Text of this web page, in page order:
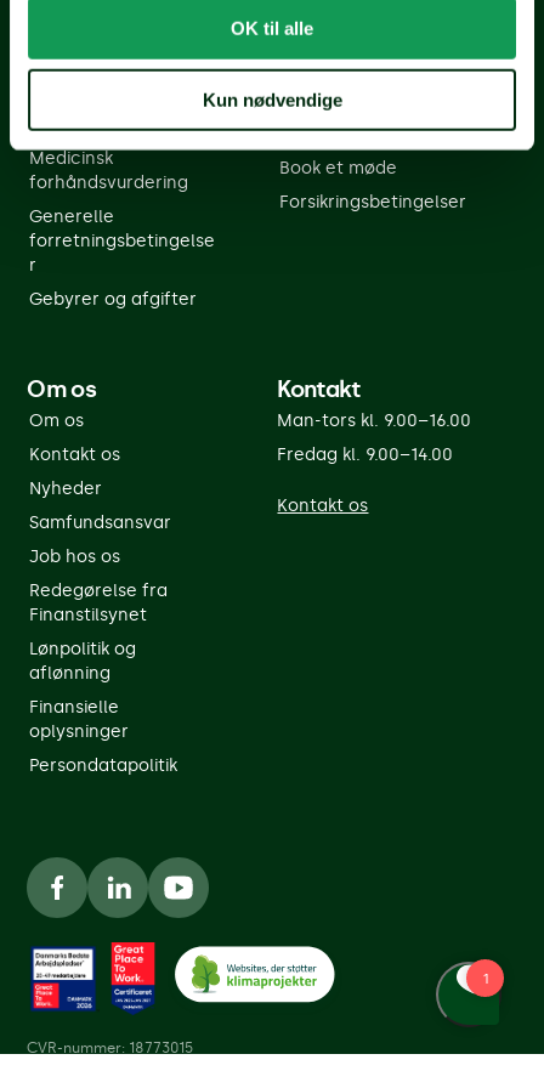
OK til alle
Kun nødvendige
Forsikringsordbog
Betalingsservice
Medicinsk
forhåndsvurdering
Generelle
forretningsbetingelse
r
Gebyrer og afgifter
Forsikring på Falster
Forsikring på Møn
Erhvervsforsikringer
Bliv kunde
Book et møde
Forsikringsbetingelser
Om os
Om os
Kontakt os
Nyheder
Samfundsansvar
Job hos os
Redegørelse fra
Finanstilsynet
Lønpolitik og
aflønning
Finansielle
oplysninger
Persondatapolitik
Kontakt
Man-tors kl. 9.00–16.00
Fredag kl. 9.00–14.00
Kontakt os
CVR-nummer: 18773015